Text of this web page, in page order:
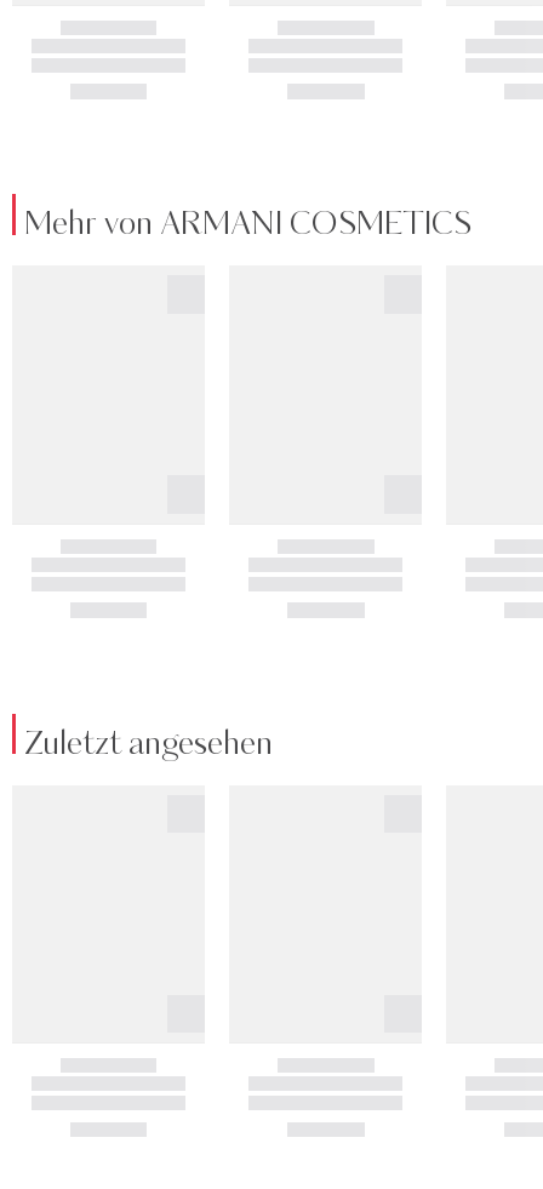
Mehr von ARMANI COSMETICS
Zuletzt angesehen